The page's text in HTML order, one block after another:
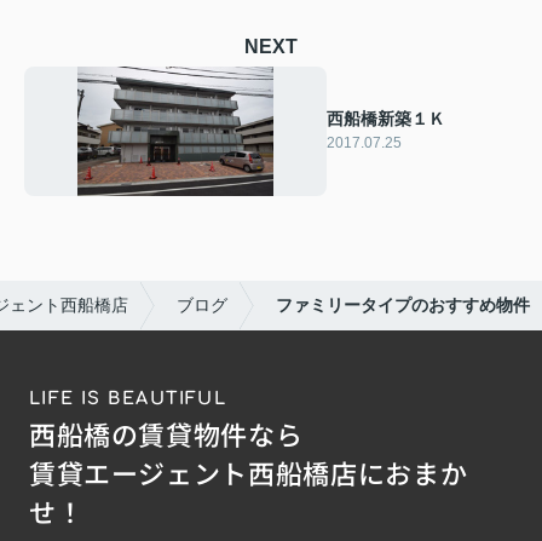
NEXT
西船橋新築１Ｋ
2017.07.25
ェント西船橋店 ブログ ファミリータイプのおすすめ物件
LIFE IS BEAUTIFUL
西船橋の賃貸物件なら
賃貸エージェント西船橋店におまか
せ！